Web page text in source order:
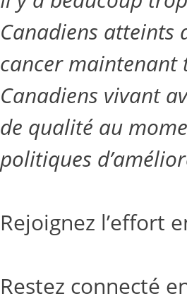
Canadiens atteints
cancer maintenant
Canadiens vivant
de qualité au
politiques
Rejoignez l’effort
Restez connecté